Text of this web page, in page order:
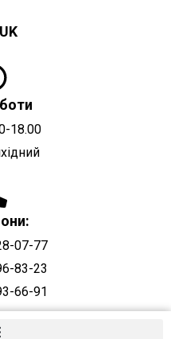
UK
18.00
07-77
83-23
66-91